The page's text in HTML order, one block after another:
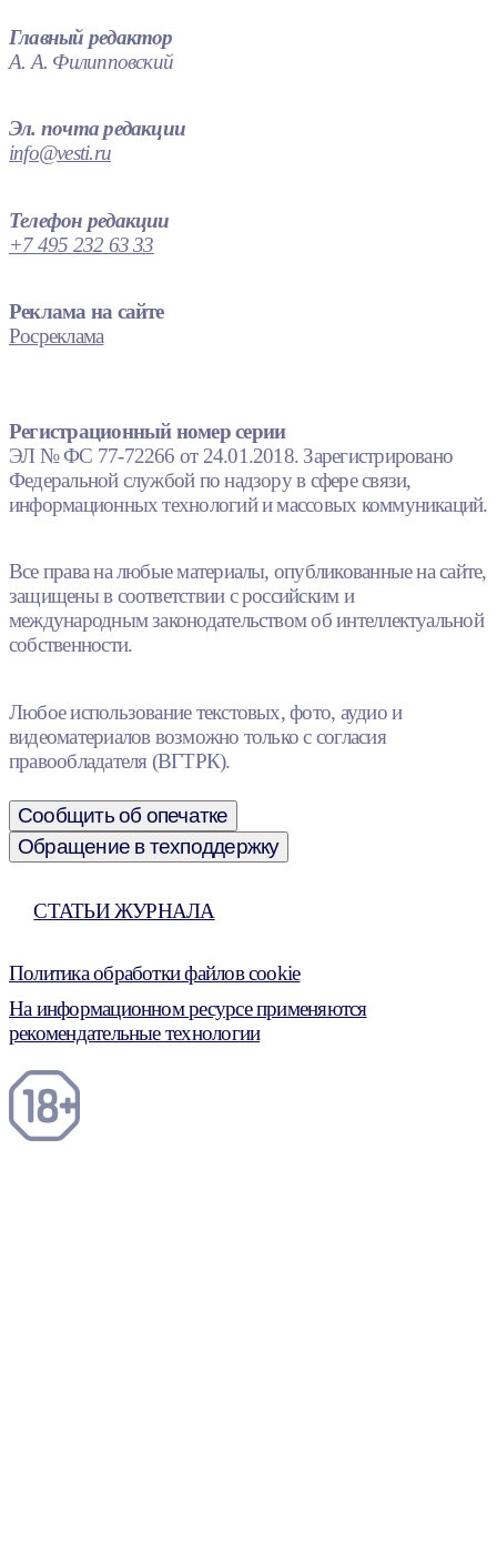
Главный редактор
А. А. Филипповский
Эл. почта редакции
info@vesti.ru
Телефон редакции
+7 495 232 63 33
Реклама на сайте
Росреклама
Регистрационный номер серии
ЭЛ № ФС 77-72266 от 24.01.2018. Зарегистрировано
Федеральной службой по надзору в сфере связи,
информационных технологий и массовых коммуникаций.
Все права на любые материалы, опубликованные на сайте,
защищены в соответствии с российским и
международным законодательством об интеллектуальной
собственности.
Любое использование текстовых, фото, аудио и
видеоматериалов возможно только с согласия
правообладателя (ВГТРК).
Сообщить об опечатке
Обращение в техподдержку
СТАТЬИ ЖУРНАЛА
Политика обработки файлов cookie
На информационном ресурсе применяются
рекомендательные технологии